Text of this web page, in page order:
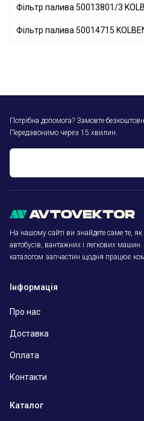
Фільтр палива 50013801/3
Фільтр палива 50014715
Потрібна допомога? Замовте
Передзвонимо через 15 хвилин.
На нашому сайті ви знайдете саме те,
автобусів, вантажних і легкових
каталогом запчастин щодня працює
Інформація
Про нас
Доставка
Оплата
Контакти
Каталог